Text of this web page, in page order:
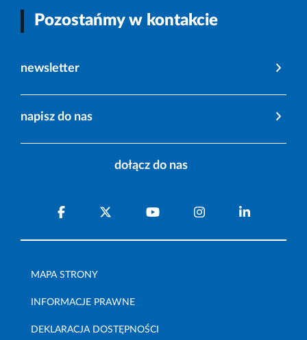
Pozostańmy w kontakcie
newsletter
napisz do nas
dołącz do nas
MAPA STRONY
INFORMACJE PRAWNE
DEKLARACJA DOSTĘPNOŚCI